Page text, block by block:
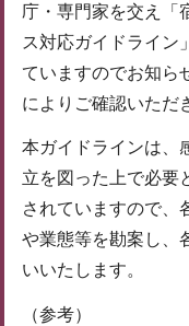
庁・専門家を交え「
ス対応ガイドライン
ていますのでお知ら
によりご確認いただ
本ガイドラインは、
立を図った上で必要
されていますので、
や業態等を勘案し、
いいたします。
（参考）